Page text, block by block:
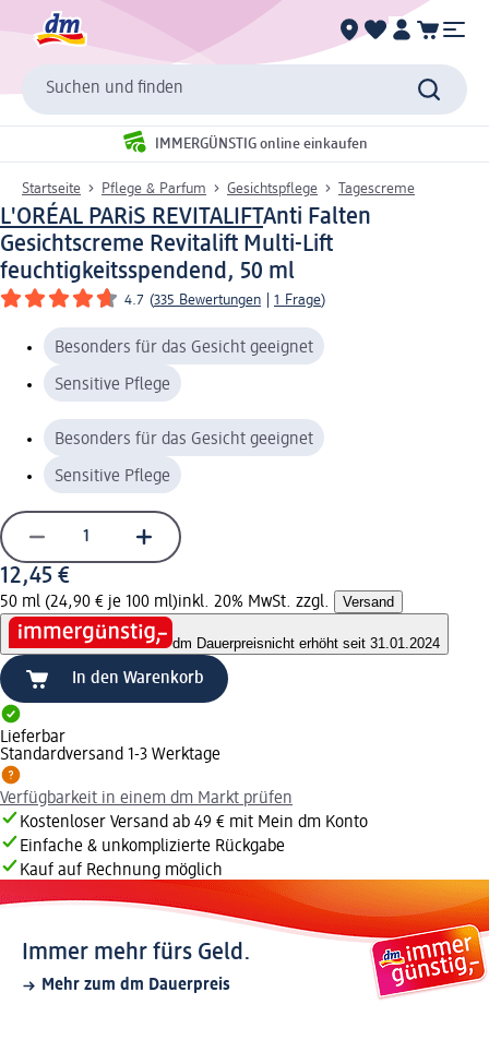
Suchen und finden
IMMERGÜNSTIG online einkaufen
Startseite Pflege & Parfum Gesichtspflege Tagescreme
L'ORÉAL PARiS REVITALIFTAnti Falten
Gesichtscreme Revitalift Multi-Lift
feuchtigkeitsspendend, 50 ml
4.7 (335 Bewertungen 1 Frage)
Besonders für das Gesicht geeignet
Sensitive Pflege
Besonders für das Gesicht geeignet
Sensitive Pflege
12,45 €
50 ml (24,90 € je 100 ml)inkl. 20% MwSt. zzgl. Versand
dm Dauerpreisnicht erhöht seit 31.01.2024
In den Warenkorb
Lieferbar
Standardversand 1-3 Werktage
Verfügbarkeit in einem dm Markt prüfen
Kostenloser Versand ab 49 € mit Mein dm Konto
Einfache & unkomplizierte Rückgabe
Kauf auf Rechnung möglich
Immer mehr fürs Geld.
Mehr zum dm Dauerpreis